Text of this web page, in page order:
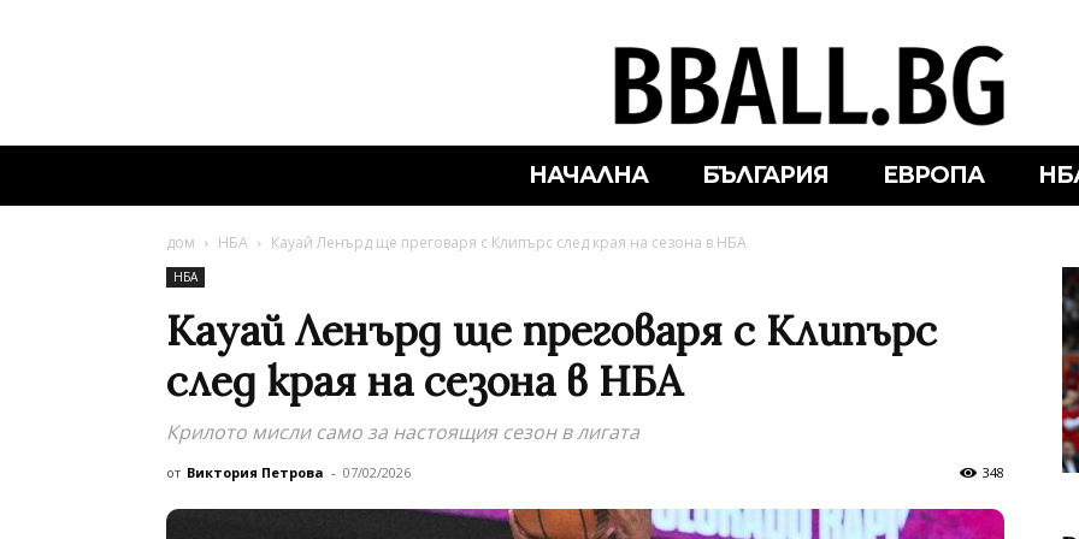
НАЧАЛНА БЪЛГАРИЯ ЕВРОПА
дом НБА Кауай Ленърд ще преговаря с Клипърс след края на сезона в НБА
НБА
Кауай Ленърд ще преговаря с Клипърс
след края на сезона в НБА
Крилото мисли само за настоящия сезон в лигата
от Виктория Петрова - 07/02/2026 348